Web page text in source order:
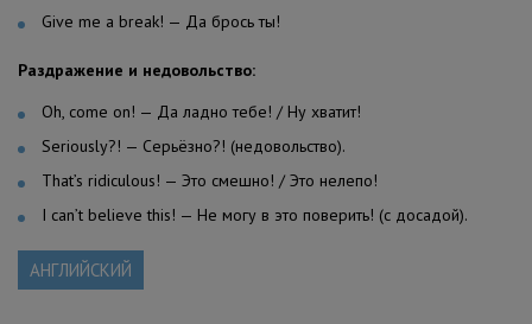
Give me a break! — Да брось ты!
Раздражение и недовольство:
Oh, come on! — Да ладно тебе! / Ну хватит!
Seriously?! — Серьёзно?! (недовольство).
That’s ridiculous! — Это смешно! / Это нелепо!
I can’t believe this! — Не могу в это поверить! (с досадой).
АНГЛИЙСКИЙ